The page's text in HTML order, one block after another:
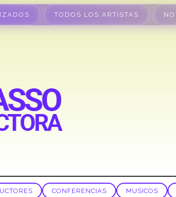
TODOS LOS ARTISTAS
CONFERENCIAS MUSICOS